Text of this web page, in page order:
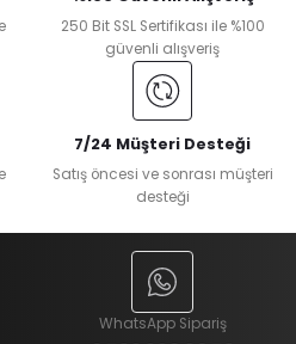
250 Bit SSL Sertifikası ile %100
güvenli alışveriş
7/24 Müşteri Desteği
Satış öncesi ve sonrası müşteri
desteği
WhatsApp Sipariş